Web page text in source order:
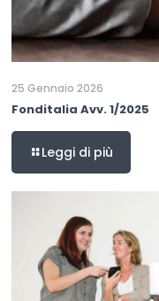
25 Gennaio 2026
Fonditalia Avv. 1/2025
Leggi di più